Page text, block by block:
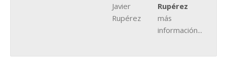
Rupérez
más
información...